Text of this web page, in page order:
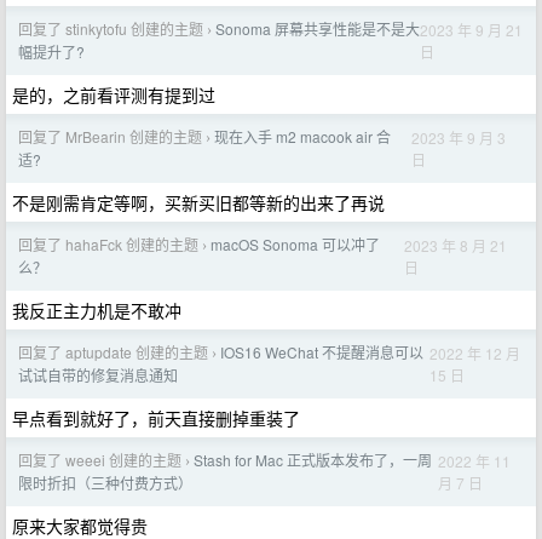
回复了 stinkytofu 创建的主题 › Sonoma 屏幕共享性能是不是大
幅提升了?
2023 年 9 月 21
日
是的，之前看评测有提到过
回复了 MrBearin 创建的主题 › 现在入手 m2 macook air 合
适?
2023 年 9 月 3
日
不是刚需肯定等啊，买新买旧都等新的出来了再说
回复了 hahaFck 创建的主题 › macOS Sonoma 可以冲了
么？
2023 年 8 月 21
日
我反正主力机是不敢冲
回复了 aptupdate 创建的主题 › IOS16 WeChat 不提醒消息可以
试试自带的修复消息通知
2022 年 12 月
15 日
早点看到就好了，前天直接删掉重装了
回复了 weeei 创建的主题 › Stash for Mac 正式版本发布了，一周
限时折扣（三种付费方式）
2022 年 11
月 7 日
原来大家都觉得贵